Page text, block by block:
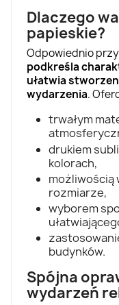
Dlaczego
papieskie?
Odpowiednio
podkreśla
ułatwia
wydarzenia.
trwałym
drukiem
kolorach,
możliwością
rozmiarze,
wyborem
budynków.
Spójna
wydarzeń